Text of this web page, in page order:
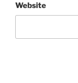
Website